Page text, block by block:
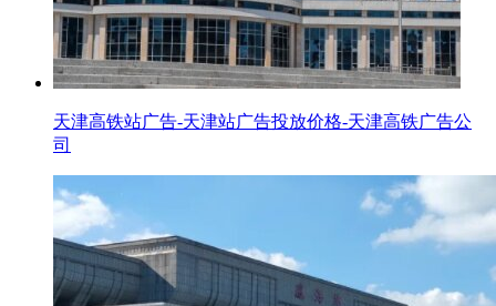
天津高铁站广告-天津站广告投放价格-天津高铁广告公
司